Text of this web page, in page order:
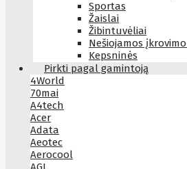
Sportas
Žaislai
Žibintuvėliai
Nešiojamos
Kepsninės
Pirkti pagal gamintoją
4World
70mai
A4tech
Acer
Adata
Aeotec
Aerocool